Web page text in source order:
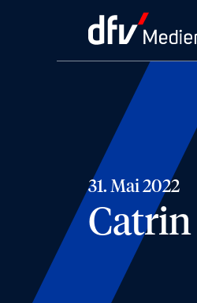
31. Mai 2022